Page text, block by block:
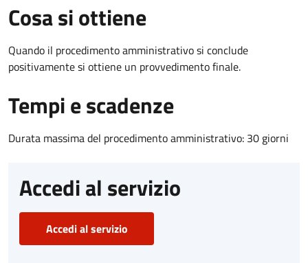
Cosa si ottiene
Quando il procedimento amministrativo si conclude
positivamente si ottiene un provvedimento finale.
Tempi e scadenze
Durata massima del procedimento amministrativo: 30 giorni
Accedi al servizio
Accedi al servizio